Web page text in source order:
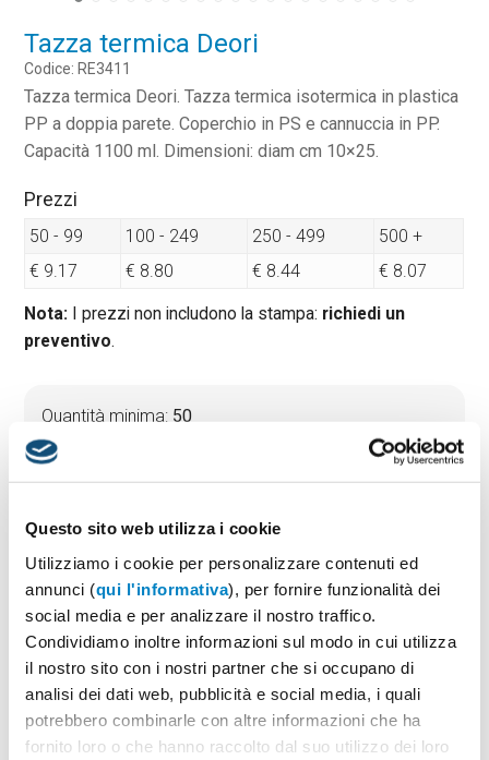
Questo sito web utilizza i cookie
Utilizziamo i cookie per personalizzare contenuti ed
annunci (qui l'informativa), per fornire funzionalità dei
social media e per analizzare il nostro traffico.
Condividiamo inoltre informazioni sul modo in cui utilizza
il nostro sito con i nostri partner che si occupano di
analisi dei dati web, pubblicità e social media, i quali
potrebbero combinarle con altre informazioni che ha
fornito loro o che hanno raccolto dal suo utilizzo dei loro
Tazza termica Deori
Codice: RE3411
Tazza termica Deori. Tazza termica isotermica in plastica
PP a doppia parete. Coperchio in PS e cannuccia in PP.
Capacità 1100 ml. Dimensioni: diam cm 10×25.
Prezzi
50 - 99 100 - 249 250 - 499
500 +
€ 9.17
€ 8.80 € 8.44 € 8.07
Nota: I prezzi non includono la stampa: richiedi un
preventivo.
Quantità minima: 50
Tempi di consegna standard:
10 gg lavorativi
Materiale:
PREVENTIVO & BOZZA GRATUITA
Potrai indicare successivamente la suddivisione per
taglie e colore
1 Seleziona il colore: